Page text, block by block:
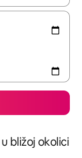
bližoj okolici